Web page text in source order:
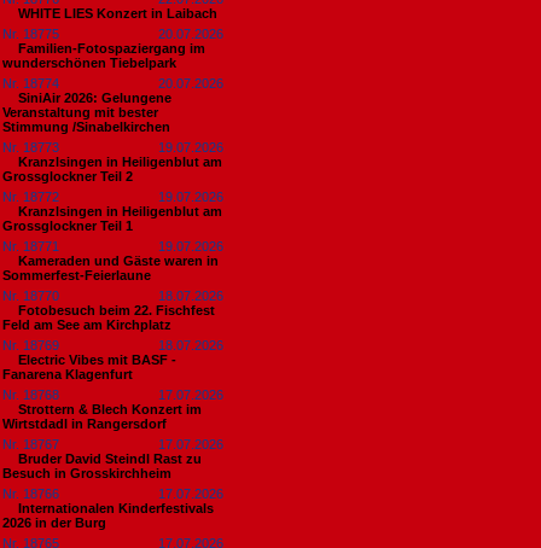
WHITE LIES Konzert in Laibach
Nr. 18775
20.07.2026
Familien-Fotospaziergang im
wunderschönen Tiebelpark
Nr. 18774
20.07.2026
SiniAir 2026: Gelungene
Veranstaltung mit bester
Stimmung /Sinabelkirchen
Nr. 18773
19.07.2026
Kranzlsingen in Heiligenblut am
Grossglockner Teil 2
Nr. 18772
19.07.2026
Kranzlsingen in Heiligenblut am
Grossglockner Teil 1
Nr. 18771
19.07.2026
Kameraden und Gäste waren in
Sommerfest-Feierlaune
Nr. 18770
18.07.2026
Fotobesuch beim 22. Fischfest
Feld am See am Kirchplatz
Nr. 18769
18.07.2026
Electric Vibes mit BASF -
Fanarena Klagenfurt
Nr. 18768
17.07.2026
Strottern & Blech Konzert im
Wirtstdadl in Rangersdorf
Nr. 18767
17.07.2026
Bruder David Steindl Rast zu
Besuch in Grosskirchheim
Nr. 18766
17.07.2026
Internationalen Kinderfestivals
2026 in der Burg
Nr. 18765
17.07.2026